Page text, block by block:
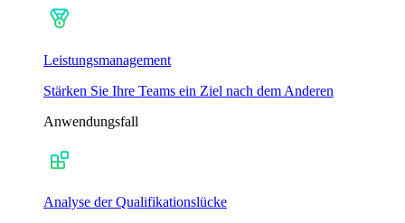
Leistungsmanagement
Stärken Sie Ihre Teams ein Ziel nach dem Anderen
Anwendungsfall
Analyse der Qualifikationslücke